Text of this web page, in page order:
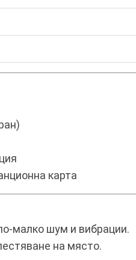
карта
малко шум и вибрации.
на място.